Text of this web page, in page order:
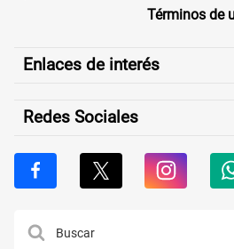
Términos de
Enlaces de interés
Redes Sociales